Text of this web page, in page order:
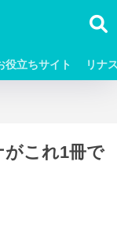
役立ちサイト リナ
がこれ1冊で